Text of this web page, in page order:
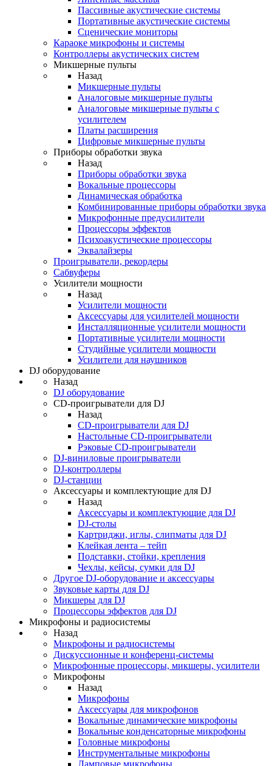
Пассивные акустические системы
Портативные акустические системы
Сценические мониторы
Караоке микрофоны и системы
Контроллеры акустических систем
Микшерные пульты
Назад
Микшерные пульты
Аналоговые микшерные пульты
Аналоговые микшерные пульты с
усилителем
Платы расширения
Цифровые микшерные пульты
Приборы обработки звука
Назад
Приборы обработки звука
Вокальные процессоры
Динамическая обработка
Комбинированные приборы обработки звука
Микрофонные предусилители
Процессоры эффектов
Психоакустические процессоры
Эквалайзеры
Проигрыватели, рекордеры
Сабвуферы
Усилители мощности
Назад
Усилители мощности
Аксессуары для усилителей мощности
Инсталляционные усилители мощности
Портативные усилители мощности
Студийные усилители мощности
Усилители для наушников
DJ оборудование
Назад
DJ оборудование
CD-проигрыватели для DJ
Назад
CD-проигрыватели для DJ
Настольные CD-проигрыватели
Рэковые CD-проигрыватели
DJ-виниловые проигрыватели
DJ-контроллеры
DJ-станции
Аксессуары и комплектующие для DJ
Назад
Аксессуары и комплектующие для DJ
DJ-столы
Картриджи, иглы, слипматы для DJ
Клейкая лента – тейп
Подставки, стойки, крепления
Чехлы, кейсы, сумки для DJ
Другое DJ-оборудование и аксессуары
Звуковые карты для DJ
Микшеры для DJ
Процессоры эффектов для DJ
Микрофоны и радиосистемы
Назад
Микрофоны и радиосистемы
Дискуссионные и конференц-системы
Микрофонные процессоры, микшеры, усилители
Микрофоны
Назад
Микрофоны
Аксессуары для микрофонов
Вокальные динамические микрофоны
Вокальные конденсаторные микрофоны
Головные микрофоны
Инструментальные микрофоны
Ламповые микрофоны